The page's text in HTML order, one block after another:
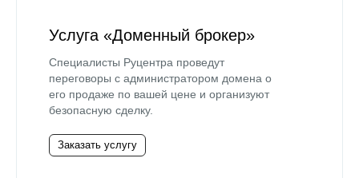
Услуга «Доменный брокер»
Специалисты Руцентра проведут
переговоры с администратором домена о
его продаже по вашей цене и организуют
безопасную сделку.
Заказать услугу